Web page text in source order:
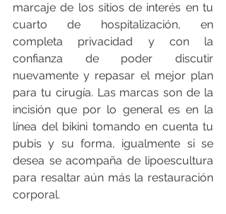
marcaje de los sitios de interés en tu
cuarto de hospitalización, en
completa privacidad y con la
confianza de poder discutir
nuevamente y repasar el mejor plan
para tu cirugía. Las marcas son de la
incisión que por lo general es en la
línea del bikini tomando en cuenta tu
pubis y su forma, igualmente si se
desea se acompaña de lipoescultura
para resaltar aún más la restauración
corporal.